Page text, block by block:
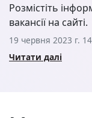
Розмістіть
вакансії на сайті.
19 червня 2023 г.
Читати далі